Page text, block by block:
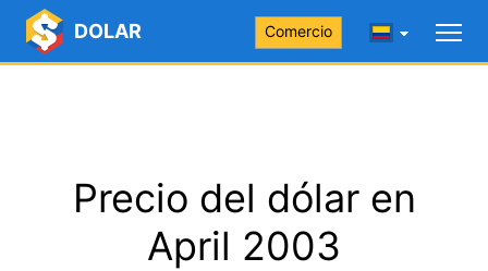
DOLAR Comercio
Precio del dólar en
April 2003